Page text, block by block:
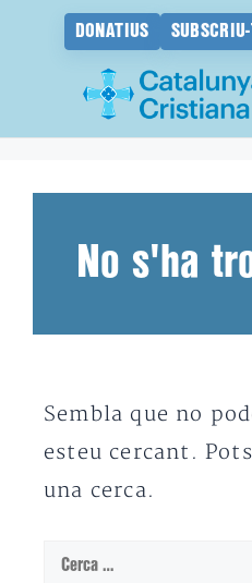
DONATIUS
No s'ha
Sembla que no
esteu cercant.
una cerca.
Cerca: